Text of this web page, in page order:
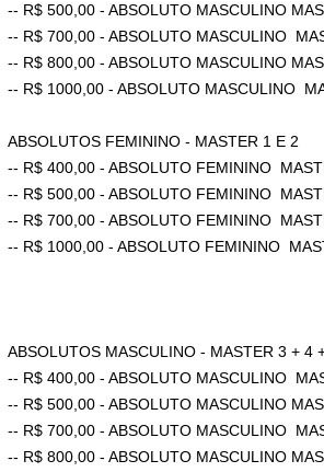
-- R$ 500,00 - ABSOLUTO MASCULINO
-- R$ 700,00 - ABSOLUTO MASCULINO
-- R$ 800,00 - ABSOLUTO MASCULINO
-- R$ 1000,00 - ABSOLUTO MASCULINO
ABSOLUTOS FEMININO - MASTER 1 E 2
-- R$ 400,00 - ABSOLUTO FEMININO
-- R$ 500,00 - ABSOLUTO FEMININO
-- R$ 700,00 - ABSOLUTO FEMININO
-- R$ 1000,00 - ABSOLUTO FEMININO
ABSOLUTOS MASCULINO - MASTER 3 + 4
-- R$ 400,00 - ABSOLUTO MASCULINO
-- R$ 500,00 - ABSOLUTO MASCULINO
-- R$ 700,00 - ABSOLUTO MASCULINO
-- R$ 800,00 - ABSOLUTO MASCULINO